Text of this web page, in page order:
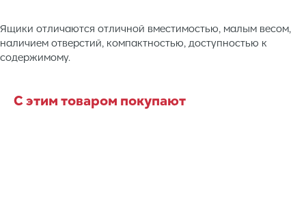
Ящики отличаются отличной вместимостью, малым весом,
наличием отверстий, компактностью, доступностью к
содержимому.
С этим товаром покупают